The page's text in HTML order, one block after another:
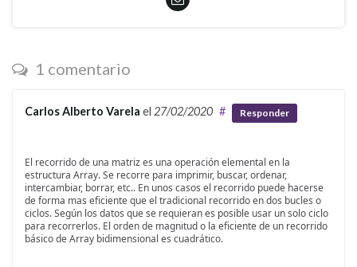
1 comentario
Carlos Alberto Varela el 27/02/2020 # Responder
El recorrido de una matriz es una operación elemental en la
estructura Array. Se recorre para imprimir, buscar, ordenar,
intercambiar, borrar, etc.. En unos casos el recorrido puede hacerse
de forma mas eficiente que el tradicional recorrido en dos bucles o
ciclos. Según los datos que se requieran es posible usar un solo ciclo
para recorrerlos. El orden de magnitud o la eficiente de un recorrido
básico de Array bidimensional es cuadrático.